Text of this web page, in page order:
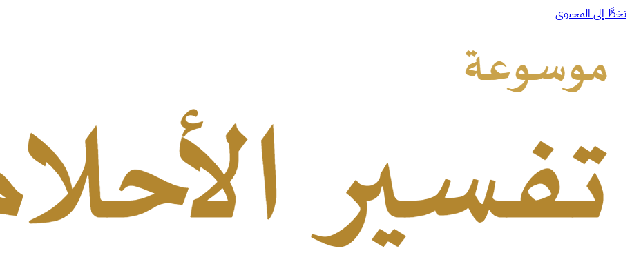
تخطَّ إلى المحتوى